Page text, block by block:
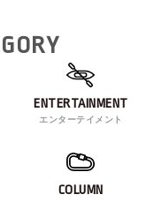
ENTERTAINMENT
エンターテイメント
COLUMN